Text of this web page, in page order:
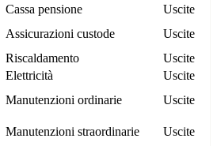
Cassa pensione
Uscite
Assicurazioni custode
Uscite
Riscaldamento
Uscite
Elettricità
Uscite
Manutenzioni ordinarie
Uscite
Manutenzioni straordinarie
Uscite